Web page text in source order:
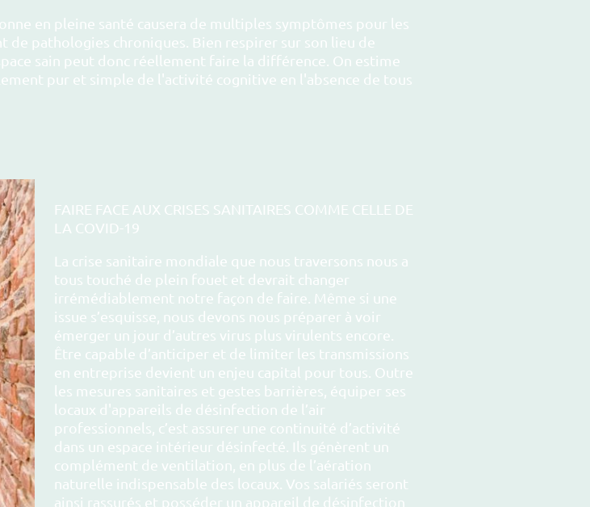
en pleine santé causera de multiples symptômes pour les
de pathologies chroniques. Bien respirer sur son lieu de
sain peut donc réellement faire la différence. On estime
pur et simple de l'activité cognitive en l'absence de tous
FAIRE FACE AUX CRISES SANITAIRES COMME CELLE DE
LA COVID-19
La crise sanitaire mondiale que nous traversons nous a
tous touché de plein fouet et devrait changer
irrémédiablement notre façon de faire. Même si une
issue s’esquisse, nous devons nous préparer à voir
émerger un jour d’autres virus plus virulents encore.
Être capable d’anticiper et de limiter les transmissions
en entreprise devient un enjeu capital pour tous. Outre
les mesures sanitaires et gestes barrières, équiper ses
locaux d'appareils de désinfection de l’air
professionnels, c’est assurer une continuité d’activité
dans un espace intérieur désinfecté. Ils génèrent un
complément de ventilation, en plus de l’aération
naturelle indispensable des locaux. Vos salariés seront
ainsi rassurés et posséder un appareil de désinfection